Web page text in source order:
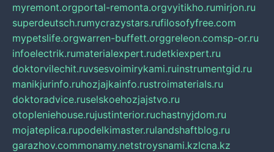
myremont.orgportal-remonta.orgvyitikho.rumirjon.ru
superdeutsch.rumycrazystars.rufilosofyfree.com
mypetslife.orgwarren-buffett.orggreleon.comsp-or.ru
infoelectrik.rumaterialexpert.rudetkiexpert.ru
doktorvilechit.ruvsesvoimirykami.ruinstrumentgid.ru
manikjurinfo.ruhozjajkainfo.rustroimaterials.ru
doktoradvice.ruselskoehozjajstvo.ru
otopleniehouse.rujustinterior.ruchastnyjdom.ru
mojateplica.rupodelkimaster.rulandshaftblog.ru
garazhov.commonamy.netstroysnami.kzlcna.kz